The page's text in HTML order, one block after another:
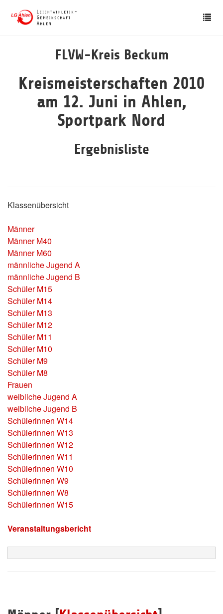
FLVW-Kreis Beckum
Kreismeisterschaften 2010
am 12. Juni in Ahlen,
Sportpark Nord
Ergebnisliste
Klassenübersicht
Männer
Männer M40
Männer M60
männliche Jugend A
männliche Jugend B
Schüler M15
Schüler M14
Schüler M13
Schüler M12
Schüler M11
Schüler M10
Schüler M9
Schüler M8
Frauen
weibliche Jugend A
weibliche Jugend B
Schülerinnen W14
Schülerinnen W13
Schülerinnen W12
Schülerinnen W11
Schülerinnen W10
Schülerinnen W9
Schülerinnen W8
Schülerinnen W15
Veranstaltungsbericht